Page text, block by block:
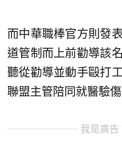
而中華職棒官方則發
道管制而上前勸導該
聽從勸導並動手毆打
聯盟主管陪同就醫驗
我是廣告